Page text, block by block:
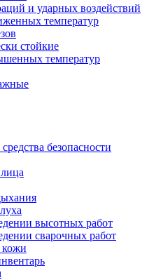
и ударных воздействий
температур
стойкие
температур
безопасности
высотных работ
сварочных работ
кожи